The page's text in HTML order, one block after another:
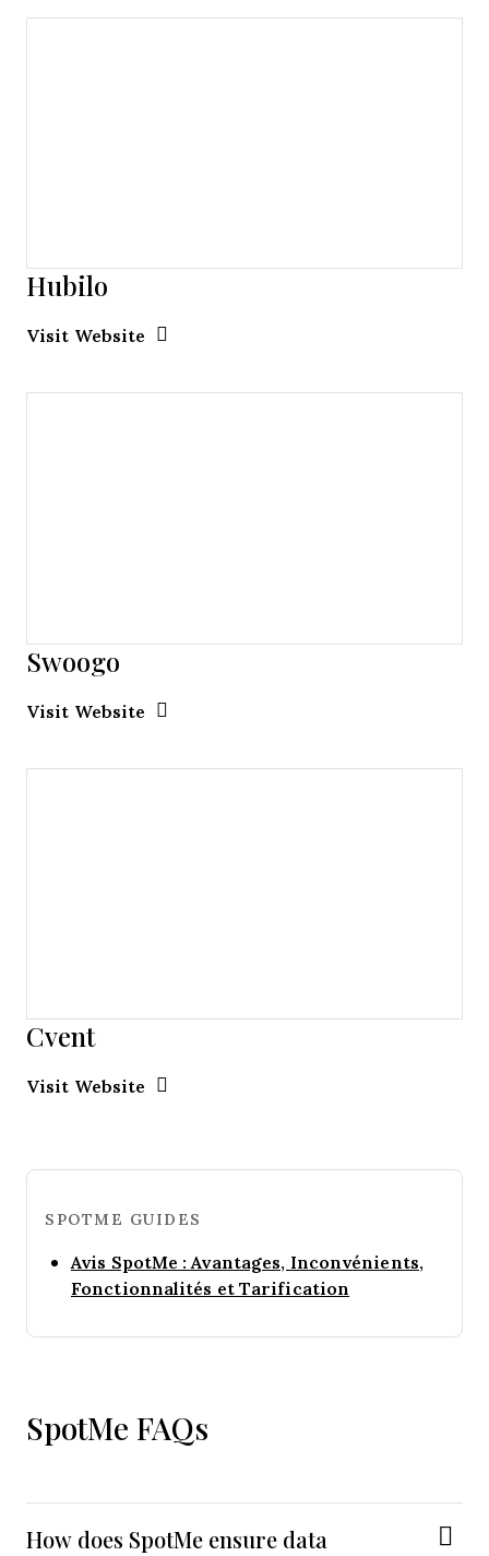
Hubilo
Visit Website Opens New Window
Swoogo
Visit Website Opens New Window
Cvent
Visit Website Opens New Window
SPOTME GUIDES
Avis SpotMe : Avantages, Inconvénients,
Fonctionnalités et Tarification
SpotMe FAQs
How does SpotMe ensure data